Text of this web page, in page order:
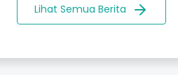
Lihat Semua Berita